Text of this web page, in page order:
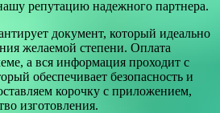
репутацию надежного партнера.
документ, который идеально
желаемой степени. Оплата
а вся информация проходит с
обеспечивает безопасность и
корочку с приложением,
изготовления.